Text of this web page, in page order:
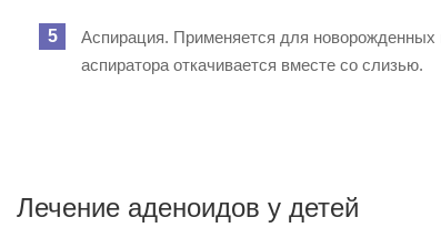
Аспирация. Применяется для
аспиратора откачивается вместе со слизью.
Лечение аденоидов у детей